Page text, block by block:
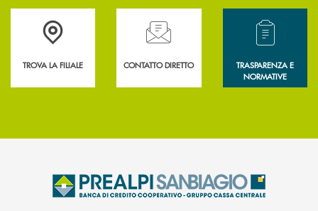
Accedi all' elenco completo delle filiali .
TROVA LA FILIALE
Hai bisogno di assistenza immediata?
CONTATTO DIRETTO
Hai bisogno di
TRASPARENZA E
NORMATIVE